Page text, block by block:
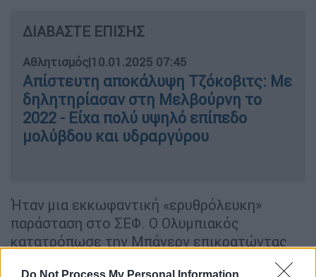
Do Not Process My Personal Information
ΔΙΑΒΑΣΤΕ ΕΠΙΣΗΣ
Αθλητισμός|10.01.2025 07:45
Απίστευτη αποκάλυψη Τζόκοβιτς: Με
δηλητηρίασαν στη Μελβούρνη το
2022 - Είχα πολύ υψηλό επίπεδο
μολύβδου και υδραργύρου
Ήταν μια εκκωφαντική «ερυθρόλευκη»
παράσταση στο ΣΕΦ. Ο Ολυμπιακός
κατατρόπωσε την Μπάγερν επικρατώντας
με 112-69, με τον Σάσα Βεζένκοφ να κάνει